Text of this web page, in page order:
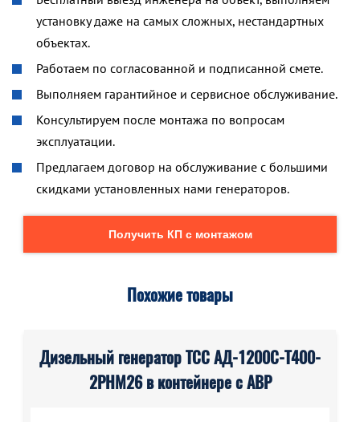
установку даже на самых сложных, нестандартных
объектах.
Работаем по согласованной и подписанной смете.
Выполняем гарантийное и сервисное обслуживание.
Консультируем после монтажа по вопросам
эксплуатации.
Предлагаем договор на обслуживание с большими
скидками установленных нами генераторов.
Получить КП с монтажом
Похожие товары
Дизельный генератор ТСС АД-1200С-Т400-
2РНМ26 в контейнере с АВР